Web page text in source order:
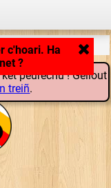
...
peurechu ! Gellout
treiñ.